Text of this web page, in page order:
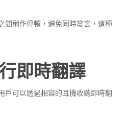
間稍作停頓，避免同時發言，這種
即時翻譯
戶可以透過相容的耳機收聽即時翻